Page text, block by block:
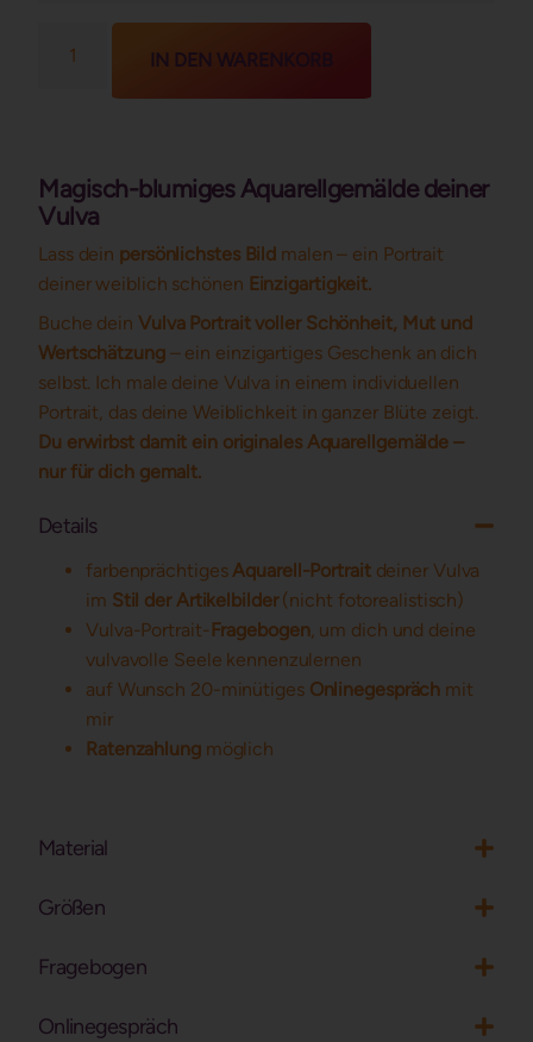
IN DEN WARENKORB
Magisch-blumiges Aquarellgemälde deiner
Vulva
Lass dein persönlichstes Bild malen – ein Portrait
deiner weiblich schönen Einzigartigkeit.
Buche dein Vulva Portrait voller Schönheit, Mut und
Wertschätzung– ein einzigartiges Geschenk an dich
selbst. Ich male deine Vulva in einem individuellen
Portrait, das deine Weiblichkeit in ganzer Blüte zeigt.
Du erwirbst damit ein originales Aquarellgemälde –
nur für dich gemalt.
Details
farbenprächtigesAquarell-Portraitdeiner Vulva
im Stil der Artikelbilder(nicht fotorealistisch)
Vulva-Portrait-Fragebogen, um dich und deine
vulvavolle Seele kennenzulernen
auf Wunsch 20-minütiges Onlinegespräch mit
mir
Ratenzahlungmöglich
Material
Größen
Fragebogen
Onlinegespräch